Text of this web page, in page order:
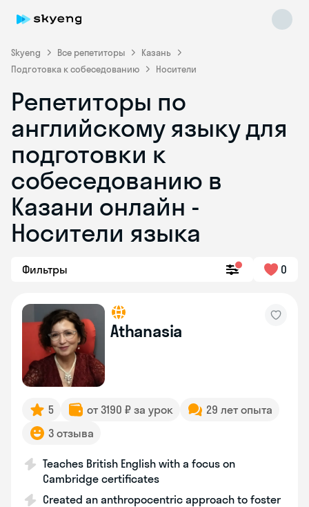
Skyeng Все репетиторы
Казань
Подготовка к собеседованию
Носители
Репетиторы по
английскому языку для
подготовки к
собеседованию в
Казани онлайн -
Носители языка
Фильтры 0
Athanasia
5 от 3190 ₽ за урок
29 лет опыта
3 отзыва
Teaches British English with a focus on
Cambridge certificates
Created an anthropocentric approach to foster
Skyeng Chat